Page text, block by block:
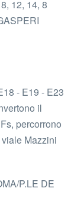
12, 14, 8
- E19 - E23
il
percorrono
Mazzini
P.LE DE